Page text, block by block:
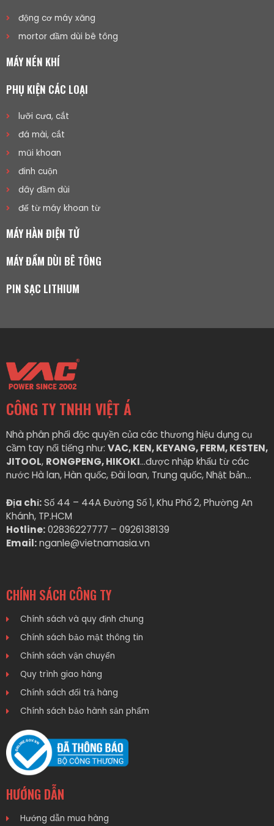
động cơ máy xăng
mortor đầm dùi bê tông
MÁY NÉN KHÍ
PHỤ KIỆN CÁC LOẠI
lưỡi cưa, cắt
đá mài, cắt
mũi khoan
đinh cuộn
dây đầm dùi
đế từ máy khoan từ
MÁY HÀN ĐIỆN TỬ
MÁY ĐẦM DÙI BÊ TÔNG
PIN SẠC LITHIUM
CÔNG TY TNHH VIỆT Á
Nhà phân phối độc quyền của các thương hiệu dụng cụ
cầm tay nổi tiếng như: VAC, KEN, KEYANG, FERM, KESTEN,
JITOOL, RONGPENG, HIKOKI…được nhập khẩu từ các
nước Hà lan, Hàn quốc, Đài loan, Trung quốc, Nhật bản…
Địa chỉ:Số 44 – 44A Đường Số 1, Khu Phố 2, Phường An
Khánh, TP.HCM
Hotline:02836227777 – 0926138139
Email:nganle@vietnamasia.vn
CHÍNH SÁCH CÔNG TY
Chính sách và quy định chung
Chính sách bảo mật thông tin
Chính sách vận chuyển
Quy trình giao hàng
Chính sách đổi trả hàng
Chính sách bảo hành sản phẩm
HƯỚNG DẪN
Hướng dẫn mua hàng